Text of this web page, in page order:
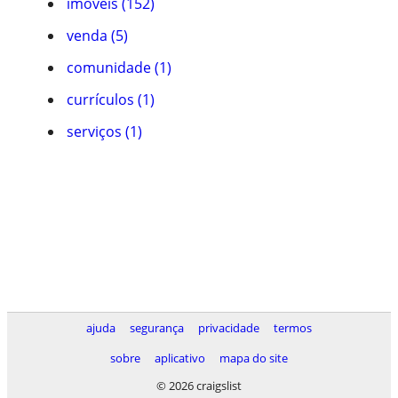
venda (5)
comunidade (1)
currículos (1)
serviços (1)
ajuda segurança privacidade
termos
sobre
aplicativo
mapa do site
© 2026 craigslist